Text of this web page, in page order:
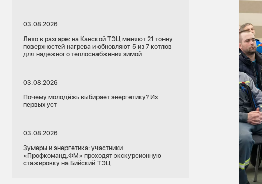
03.08.2026
Лето в разгаре: на Канской ТЭЦ меняют 21 тонну
поверхностей нагрева и обновляют 5 из 7 котлов
для надежного теплоснабжения зимой
03.08.2026
Почему молодёжь выбирает энергетику? Из
первых уст
03.08.2026
Зумеры и энергетика: участники
«Профкоманд.ФМ» проходят экскурсионную
стажировку на Бийский ТЭЦ